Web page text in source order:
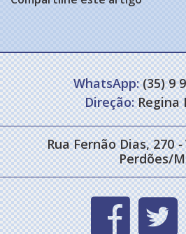
WhatsApp:(35) 9
Direção:Regina
Rua Fernão Dias, 270-
Perdões/